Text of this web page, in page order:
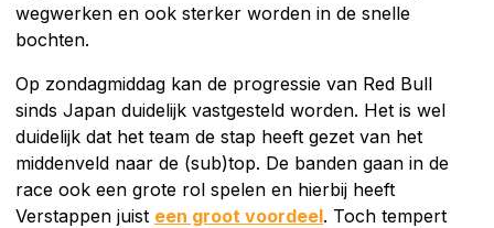
wegwerken en ook sterker worden in de snelle
bochten.
Op zondagmiddag kan de progressie van Red Bull
sinds Japan duidelijk vastgesteld worden. Het is wel
duidelijk dat het team de stap heeft gezet van het
middenveld naar de (sub)top. De banden gaan in de
race ook een grote rol spelen en hierbij heeft
Verstappen juist een groot voordeel. Toch tempert